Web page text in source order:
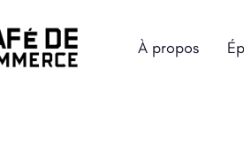
À propos